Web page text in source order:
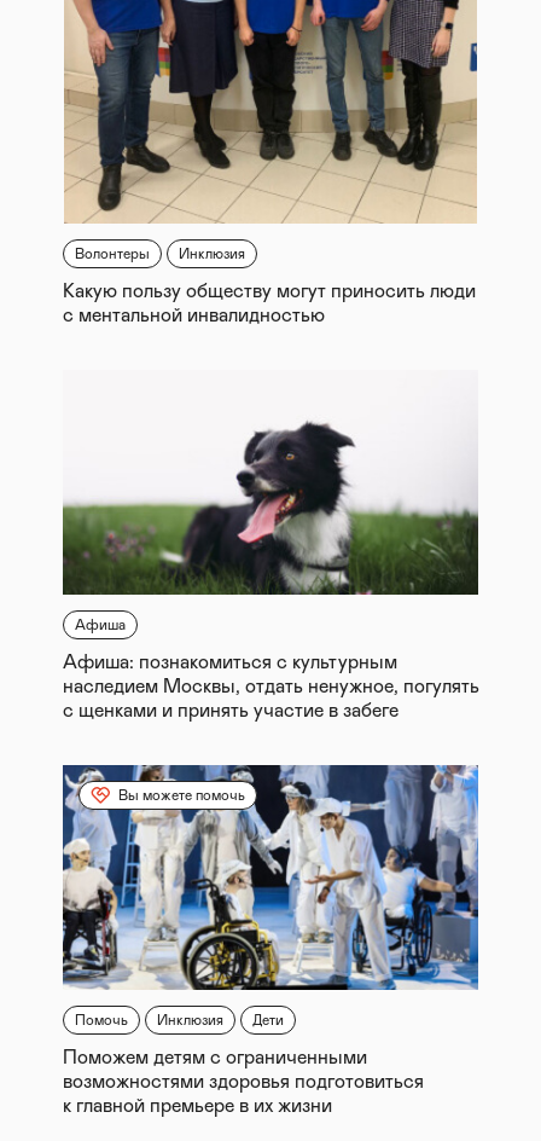
Волонтеры Инклюзия
Какую пользу обществу могут приносить люди
с ментальной инвалидностью
Афиша
Афиша: познакомиться с культурным
наследием Москвы, отдать ненужное, погулять
с щенками и принять участие в забеге
Вы можете помочь
Помочь Инклюзия Дети
Поможем детям с ограниченными
возможностями здоровья подготовиться
к главной премьере в их жизни